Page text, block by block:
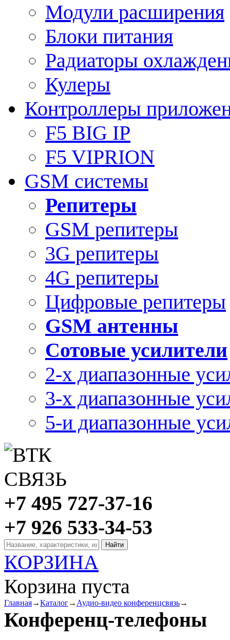
Модули расширения
Блоки питания
Радиаторы
Кулеры
Контроллеры
F5 BIG IP
F5 VIPRION
GSM системы
Репитеры
GSM репитеры
3G репитеры
4G репитеры
Цифровые репитеры
GSM антенны
Сотовые усилители
2-х диапазонные
3-х диапазонные
5-и диапазонные
+7 495 727-37-16
+7 926 533-34-53
КОРЗИНА
Корзина пуста
Главная→Каталог→ Аудио-видео конференцсвязь→
Конференц-телефоны